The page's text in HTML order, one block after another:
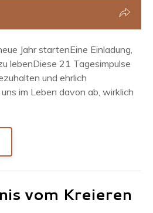
Jahr startenEine Einladung,
lebenDiese 21 Tagesimpulse
und ehrlich
im Leben davon ab, wirklich
vom Kreieren